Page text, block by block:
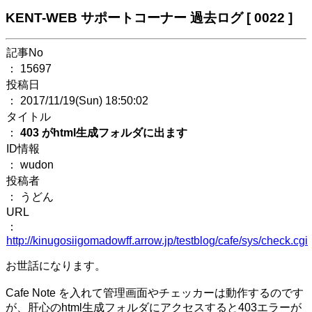
KENT-WEB サポートコーナー 過去ログ [ 0022 ]
記事No
： 15697
投稿日
： 2017/11/19(Sun) 18:50:02
タイトル
： 403 がhtml生成フォルダに出ます
ID情報
： wudon
投稿者
： うどん
URL
：
http://kinugosiigomadowff.arrow.jp/testblog/cafe/sys/check.cgi
お世話になります。
Cafe Note を入れて管理画面やチェッカーは動作するのです
が、肝心のhtml生成フォルダにアクセスすると403エラーが